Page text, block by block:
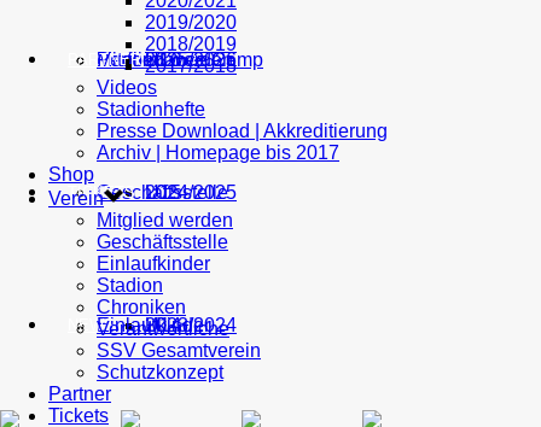
U16
U15
U14
Performance Camp
2025/2026
2024/2025
2023/2024
Mitglied werden
Geschäftsstelle
Einlaufkinder
PARTNER
TICKETS
NEWS
2019/2020
2018/2019
2017/2018
Videos
Stadionhefte
Presse Download | Akkreditierung
Archiv | Homepage bis 2017
Shop
Verein
Mitglied werden
Geschäftsstelle
Einlaufkinder
Stadion
Chroniken
Verantwortliche
SSV Gesamtverein
Schutzkonzept
Partner
Tickets